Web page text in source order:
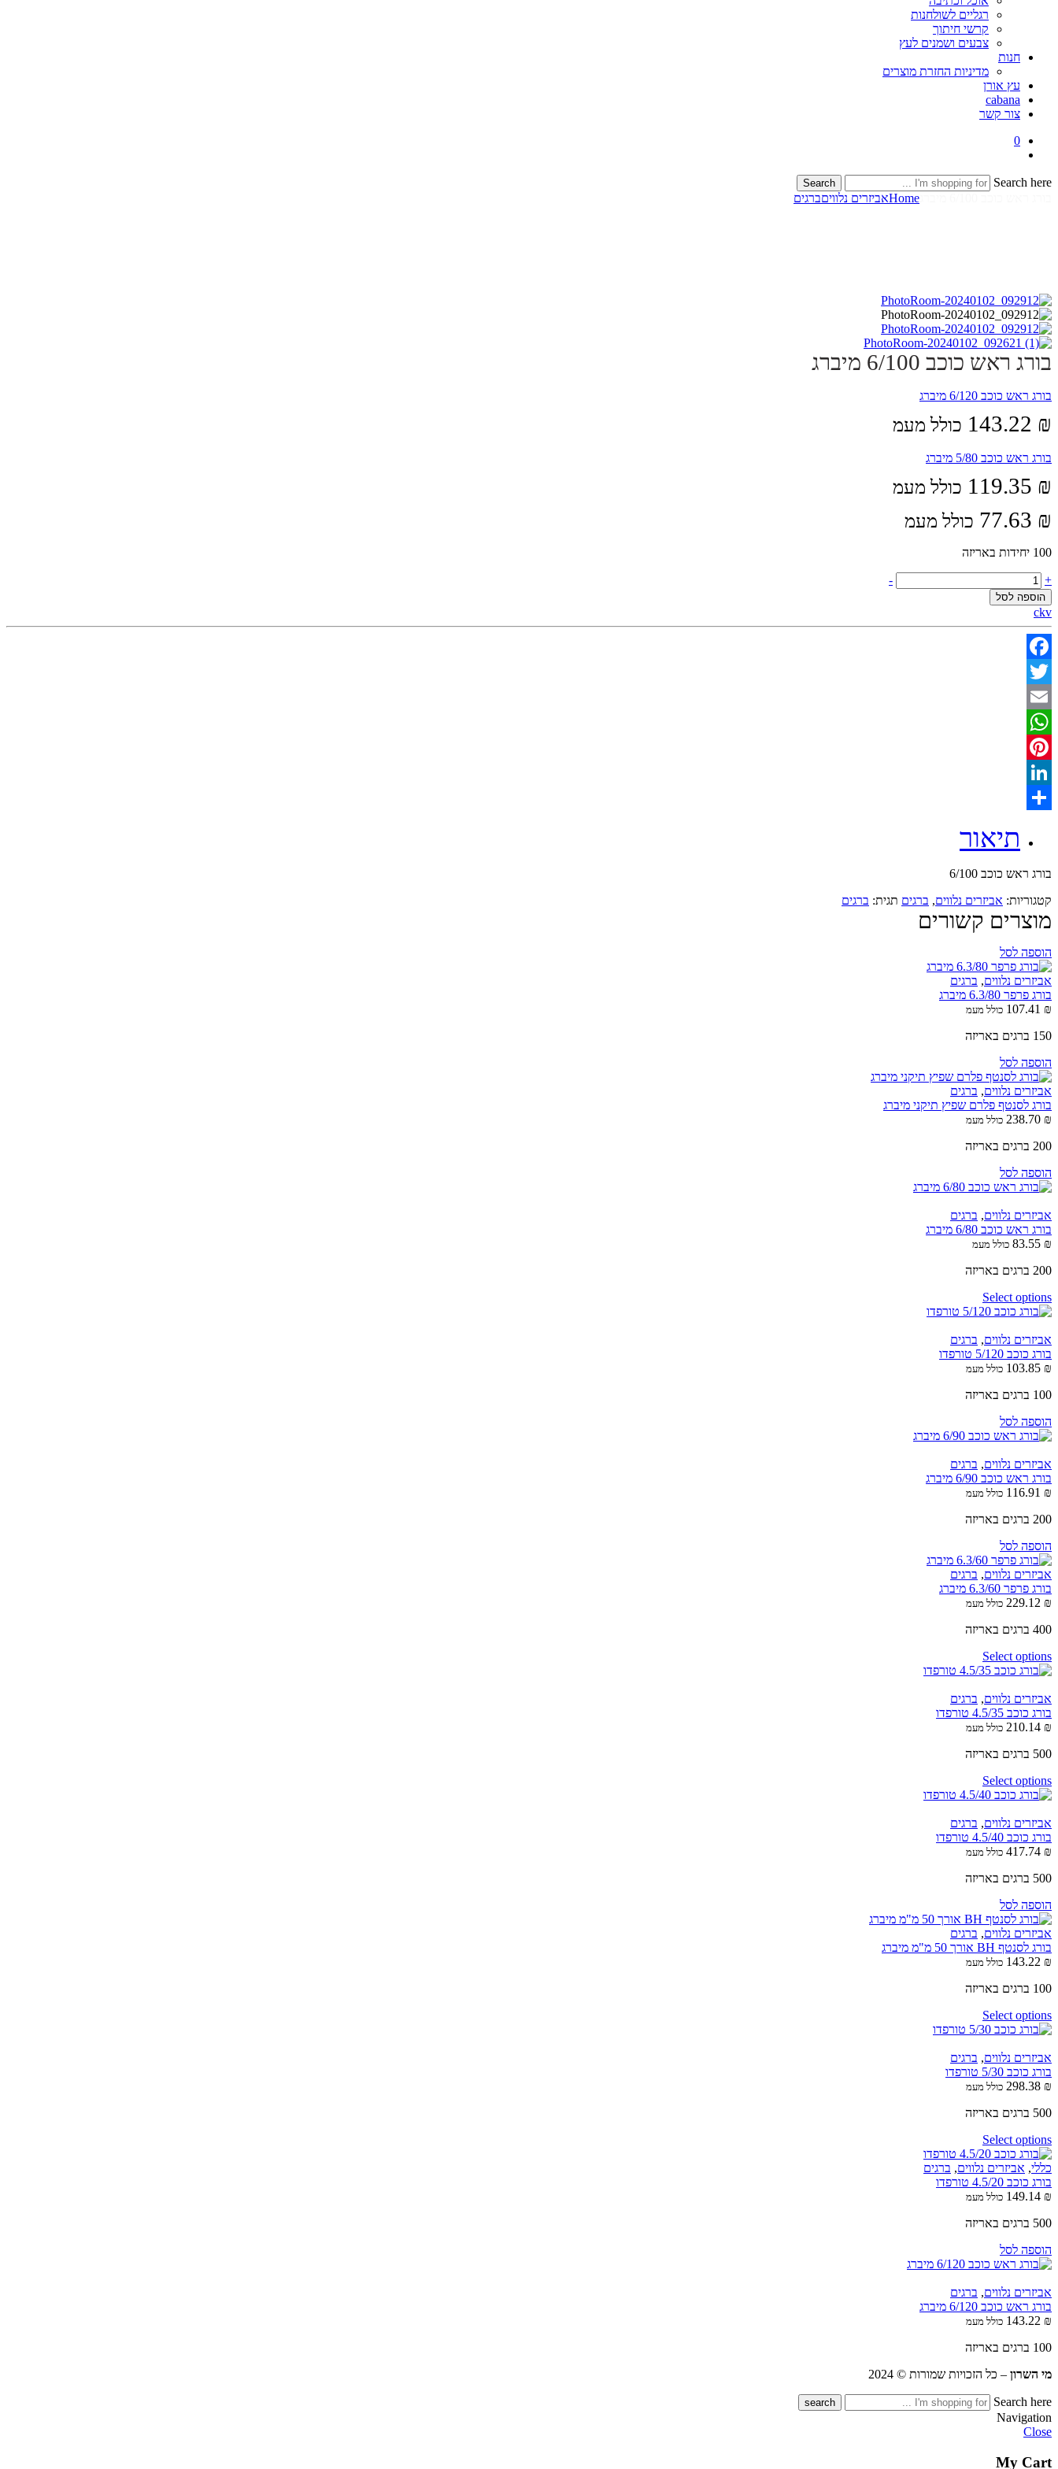
רגליים לשולחנות
קרשי חיתוך
צבעים ושמנים לעץ
חנות
מדיניות החזרת מוצרים
עץ אורן
cabana
צור קשר
0
Search here
Search
Homeאביזרים נלוויםברגים
בורג ראש כוכב 6/100 מיברג
בורג ראש כוכב 6/120 מיברג
143.22 ₪ כולל מעמ
בורג ראש כוכב 5/80 מיברג
119.35 ₪ כולל מעמ
77.63 ₪ כולל מעמ
100 יחידות באריזה
בורג
ראש
כוכב
6/100
מיברג
quantity
+
-
הוספה לסל
ckv
Facebook
Twitter
Email
WhatsApp
Pinterest
LinkedIn
תיאור
בורג ראש כוכב 6/100
קטגוריות: אביזרים נלווים, ברגים תגית: ברגים
מוצרים קשורים
הוספה לסל
אביזרים נלווים, ברגים
בורג פרפר 6.3/80 מיברג
107.41 ₪ כולל מעמ
150 ברגים באריזה
הוספה לסל
אביזרים נלווים, ברגים
בורג לסנטף פלרם שפיץ תיקני מיברג
238.70 ₪ כולל מעמ
200 ברגים באריזה
הוספה לסל
אביזרים נלווים, ברגים
בורג ראש כוכב 6/80 מיברג
83.55 ₪ כולל מעמ
200 ברגים באריזה
Select options
אביזרים נלווים, ברגים
בורג כוכב 5/120 טורפדו
103.85 ₪ כולל מעמ
100 ברגים באריזה
הוספה לסל
אביזרים נלווים, ברגים
בורג ראש כוכב 6/90 מיברג
116.91 ₪ כולל מעמ
200 ברגים באריזה
הוספה לסל
אביזרים נלווים, ברגים
בורג פרפר 6.3/60 מיברג
229.12 ₪ כולל מעמ
400 ברגים באריזה
Select options
אביזרים נלווים, ברגים
בורג כוכב 4.5/35 טורפדו
210.14 ₪ כולל מעמ
500 ברגים באריזה
Select options
אביזרים נלווים, ברגים
בורג כוכב 4.5/40 טורפדו
417.74 ₪ כולל מעמ
500 ברגים באריזה
הוספה לסל
אביזרים נלווים, ברגים
בורג לסנטף BH אורך 50 מ"מ מיברג
143.22 ₪ כולל מעמ
100 ברגים באריזה
Select options
אביזרים נלווים, ברגים
בורג כוכב 5/30 טורפדו
298.38 ₪ כולל מעמ
500 ברגים באריזה
Select options
כללי, אביזרים נלווים, ברגים
בורג כוכב 4.5/20 טורפדו
149.14 ₪ כולל מעמ
500 ברגים באריזה
הוספה לסל
אביזרים נלווים, ברגים
בורג ראש כוכב 6/120 מיברג
143.22 ₪ כולל מעמ
100 ברגים באריזה
מי השרון – כל הזכויות שמורות © 2024
Search here
Navigation
Close
My Cart